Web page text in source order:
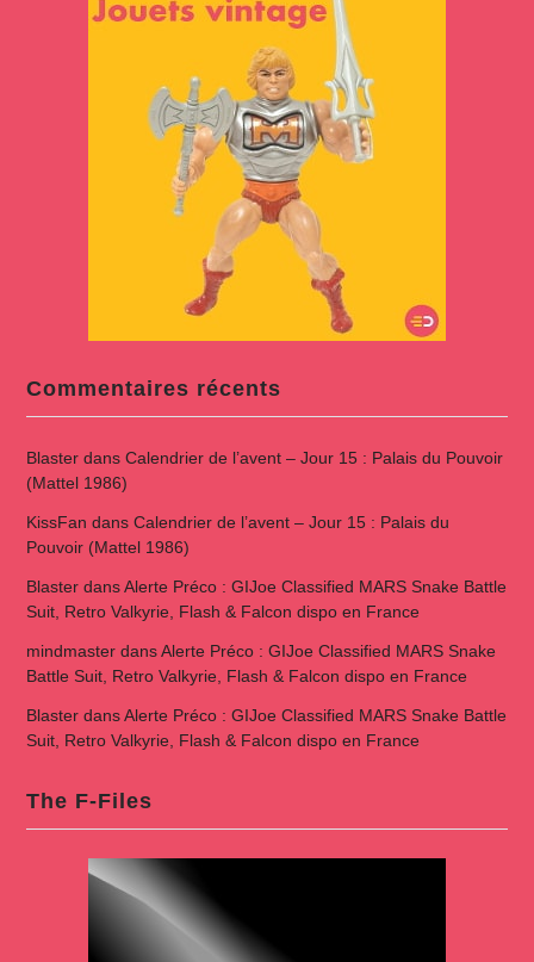
Commentaires récents
Blasterdans Calendrier de l’avent – Jour 15 : Palais du Pouvoir
(Mattel 1986)
KissFan dans Calendrier de l’avent – Jour 15 : Palais du
Pouvoir (Mattel 1986)
BlasterdansAlerte Préco : GIJoe Classified MARS Snake Battle
Suit, Retro Valkyrie, Flash & Falcon dispo en France
mindmasterdansAlerte Préco : GIJoe Classified MARS Snake
Battle Suit, Retro Valkyrie, Flash & Falcon dispo en France
BlasterdansAlerte Préco : GIJoe Classified MARS Snake Battle
Suit, Retro Valkyrie, Flash & Falcon dispo en France
The F-Files